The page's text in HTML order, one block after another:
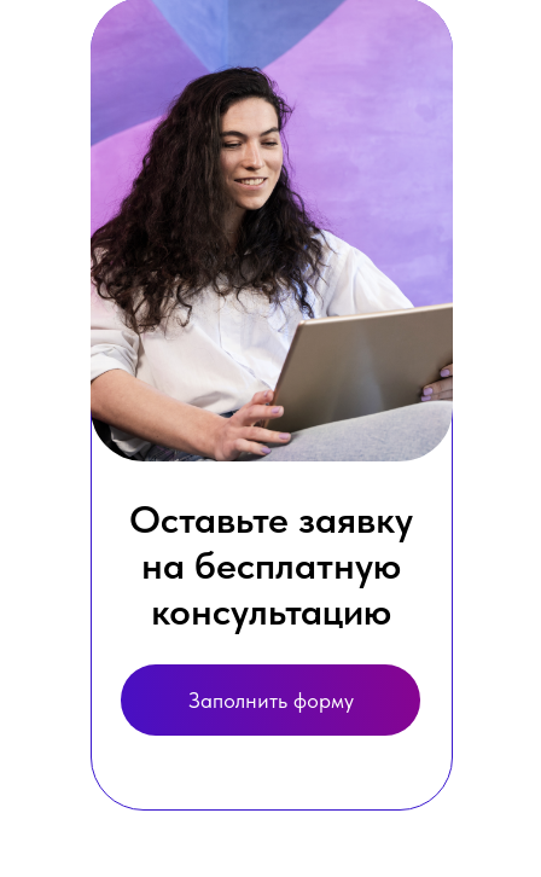
Заполнить форму
Оставьте заявку
на бесплатную
консультацию